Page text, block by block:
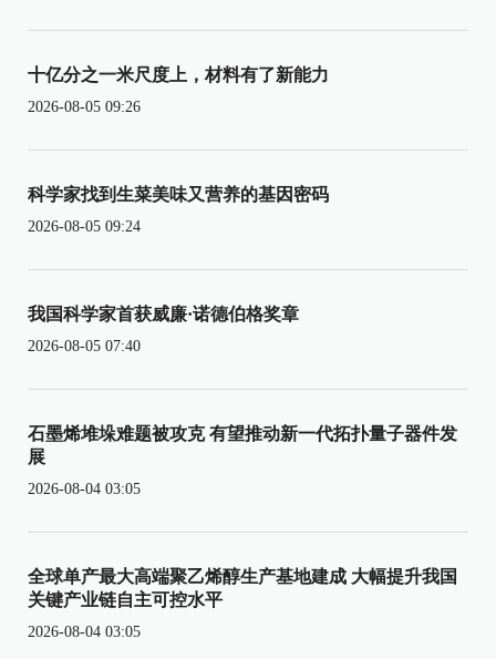
十亿分之一米尺度上，材料有了新能力
2026-08-05 09:26
科学家找到生菜美味又营养的基因密码
2026-08-05 09:24
我国科学家首获威廉·诺德伯格奖章
2026-08-05 07:40
石墨烯堆垛难题被攻克 有望推动新一代拓扑量子器件发
展
2026-08-04 03:05
全球单产最大高端聚乙烯醇生产基地建成 大幅提升我国
关键产业链自主可控水平
2026-08-04 03:05